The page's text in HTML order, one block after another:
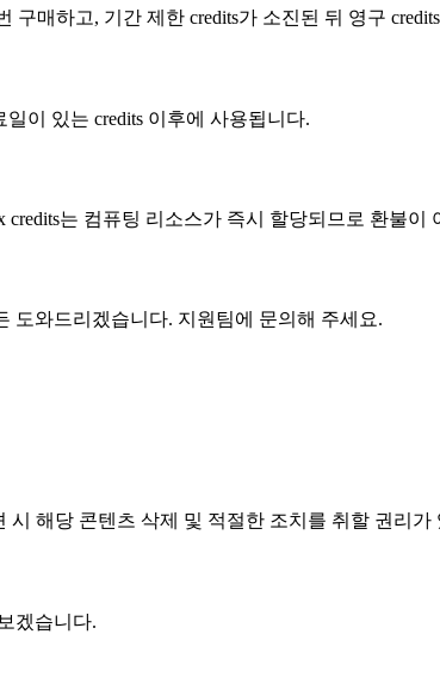
구매하고, 기간 제한 credits가 소진된 뒤 영구
이 있는 credits 이후에 사용됩니다.
는 컴퓨팅 리소스가 즉시 할당되므로 환불
도와드리겠습니다. 지원팀에 문의해 주세요.
해당 콘텐츠 삭제 및 적절한 조치를 취할 권리가
겠습니다.